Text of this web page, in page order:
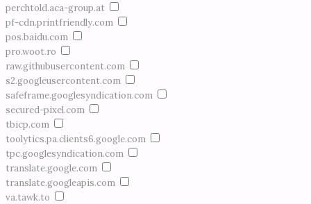
perchtold.aca-group.at
pf-cdn.printfriendly.com
pos.baidu.com
pro.woot.ro
raw.githubusercontent.com
s2.googleusercontent.com
safeframe.googlesyndication.com
secured-pixel.com
tbicp.com
toolytics.pa.clients6.google.com
tpc.googlesyndication.com
translate.google.com
translate.googleapis.com
va.tawk.to